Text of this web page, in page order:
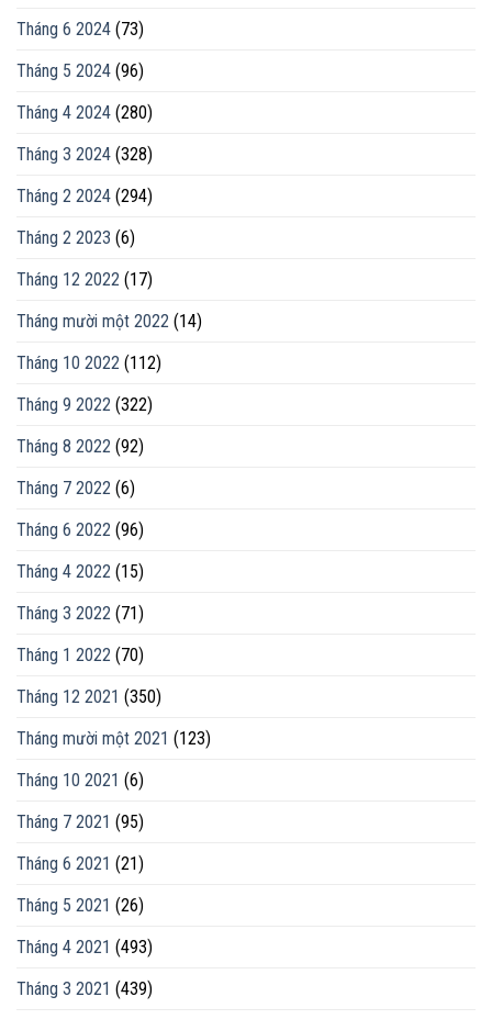
Tháng 6 2024 (73)
Tháng 5 2024 (96)
Tháng 4 2024 (280)
Tháng 3 2024 (328)
Tháng 2 2024 (294)
Tháng 2 2023 (6)
Tháng 12 2022 (17)
Tháng mười một 2022 (14)
Tháng 10 2022 (112)
Tháng 9 2022 (322)
Tháng 8 2022 (92)
Tháng 7 2022 (6)
Tháng 6 2022 (96)
Tháng 4 2022 (15)
Tháng 3 2022 (71)
Tháng 1 2022 (70)
Tháng 12 2021 (350)
Tháng mười một 2021 (123)
Tháng 10 2021 (6)
Tháng 7 2021 (95)
Tháng 6 2021 (21)
Tháng 5 2021 (26)
Tháng 4 2021 (493)
Tháng 3 2021 (439)